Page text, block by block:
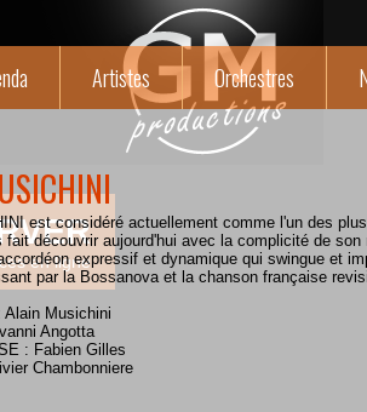
en ligne
Artistes Orchestres
est considéré actuellement comme l'un des
fait découvrir aujourd'hui avec la complicité de
expressif et dynamique qui swingue et
par la Bossanova et la chanson française
Alain Musichini
Angotta
: Fabien Gilles
Chambonniere